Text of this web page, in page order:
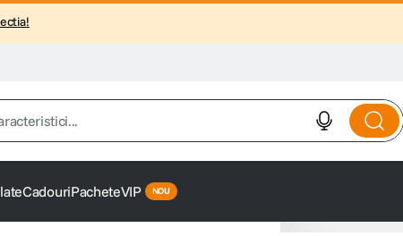
CadouriPacheteVIP